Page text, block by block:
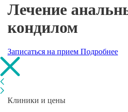
Лечение
кондилом
Записаться на прием Подробнее
Клиники и цены